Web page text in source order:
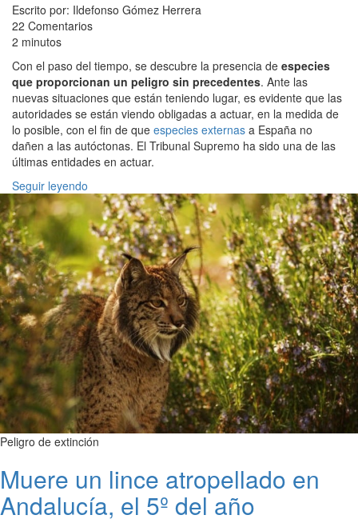
Escrito por: Ildefonso Gómez Herrera
22 Comentarios
2 minutos
Con el paso del tiempo, se descubre la presencia de especies
que proporcionan un peligro sin precedentes. Ante las
nuevas situaciones que están teniendo lugar, es evidente que las
autoridades se están viendo obligadas a actuar, en la medida de
lo posible, con el fin de que especies externas a España no
dañen a las autóctonas. El Tribunal Supremo ha sido una de las
últimas entidades en actuar.
Seguir leyendo
Peligro de extinción
Muere un lince atropellado en
Andalucía, el 5º del año